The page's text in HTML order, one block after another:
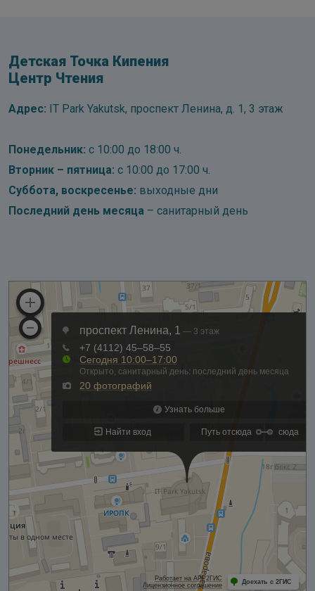
Детская Точка Кипения
Центр Чтения
Адрес: IT Park Yakutsk, проспект Ленина, д. 1, 3 этаж
Понедельник: с 10:00 до 18:00 ч.
Вторник – пятница: с 10:00 до 17:00 ч.
Суббота, воскресенье: выходные дни
Последний день месяца – санитарный день